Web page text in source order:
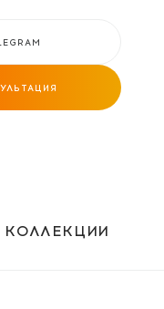
КОЛЛЕКЦИИ